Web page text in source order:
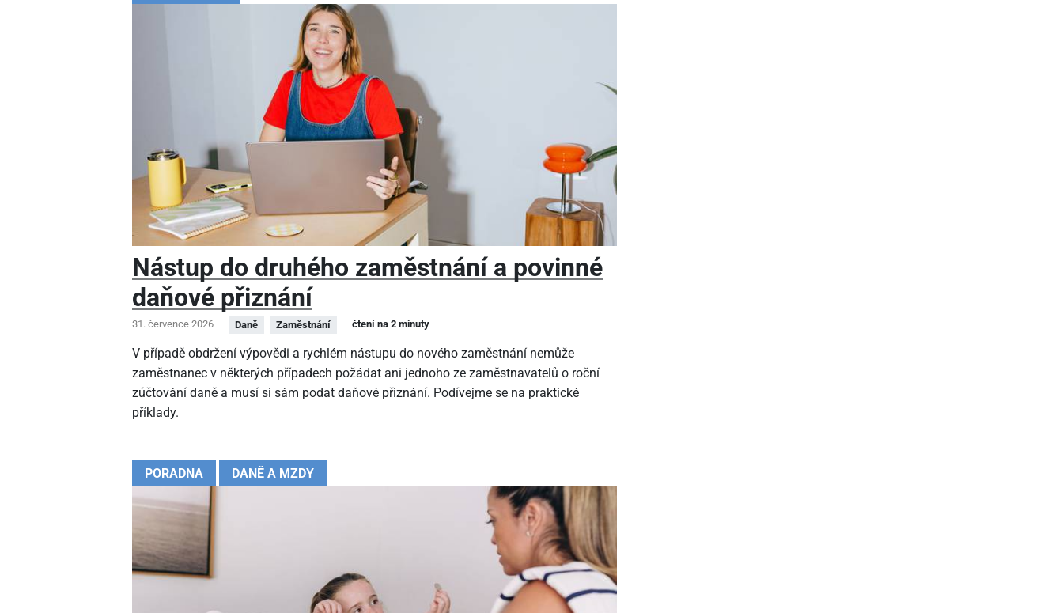
Nástup do druhého zaměstnání a povinné
daňové přiznání
31. července 2026 Daně Zaměstnání čtení na 2 minuty
V případě obdržení výpovědi a rychlém nástupu do nového zaměstnání nemůže
zaměstnanec v některých případech požádat ani jednoho ze zaměstnavatelů o roční
zúčtování daně a musí si sám podat daňové přiznání. Podívejme se na praktické
příklady.
PORADNA DANĚ A MZDY